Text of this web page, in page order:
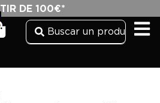
DE 100€*